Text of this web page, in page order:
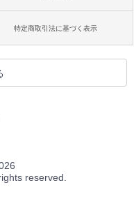
特定商取引法に基づく表示
reserved.